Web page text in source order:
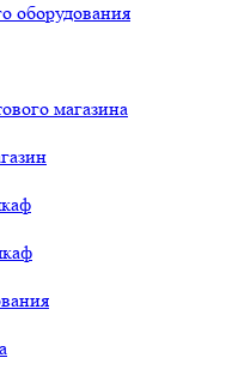
оборудования
магазина